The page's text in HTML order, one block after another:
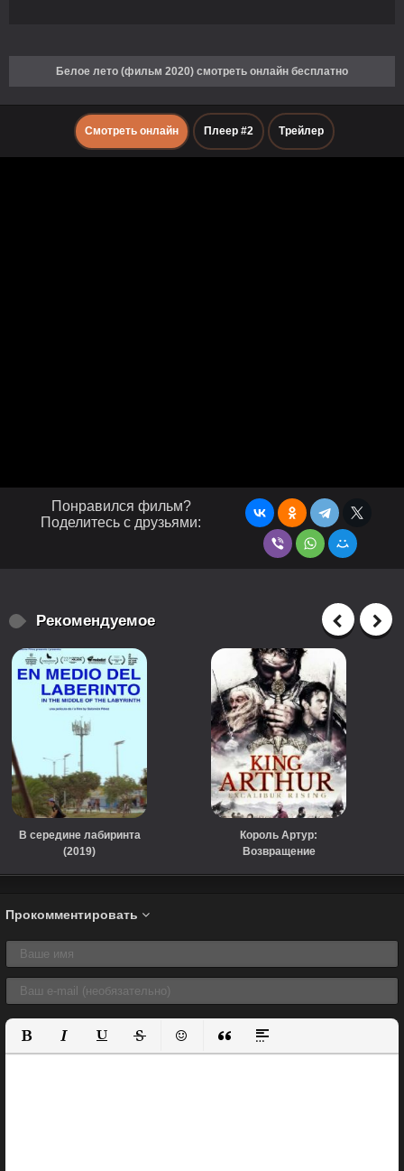
Белое лето (фильм 2020) смотреть онлайн бесплатно
Смотреть онлайн Плеер #2 Трейлер
Понравился фильм?
Поделитесь с друзьями:
Рекомендуемое
В середине лабиринта
(2019)
Король Артур:
Возвращение
Прокомментировать
Полужирный
КурсивПодчеркнутый
ЗачеркнутыйВставить смайлик
Вставка цитаты
Вставка спойлера